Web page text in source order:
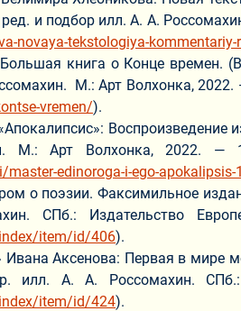
и подбор илл. А. А.
novaya-tekstologiya-
книга о Конце времен.
М.: Арт Волхонка,
vremen/).
М.: Арт Волхонка, 2022. —
edinoroga-i-ego-apokalipsis-
о поэзии. Факсимильное
СПб.: Издательство
item/id/406).
Ивана Аксенова: Первая в
илл. А. А. Россомахин. СПб.:
item/id/424).